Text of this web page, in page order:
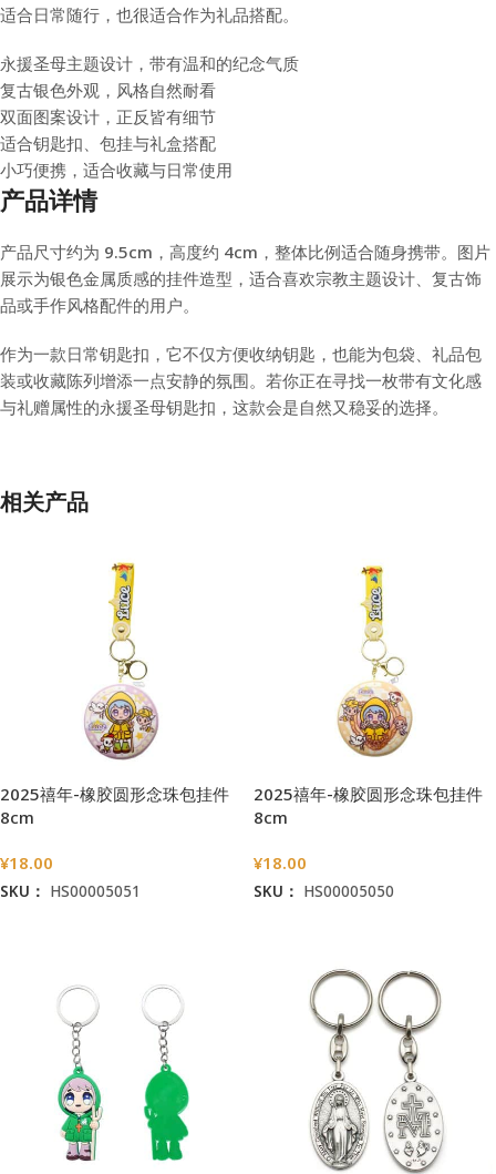
适合日常随行，也很适合作为礼品搭配。
永援圣母主题设计，带有温和的纪念气质
复古银色外观，风格自然耐看
双面图案设计，正反皆有细节
适合钥匙扣、包挂与礼盒搭配
小巧便携，适合收藏与日常使用
产品详情
产品尺寸约为 9.5cm，高度约 4cm，整体比例适合随身携带。图片
展示为银色金属质感的挂件造型，适合喜欢宗教主题设计、复古饰
品或手作风格配件的用户。
作为一款日常钥匙扣，它不仅方便收纳钥匙，也能为包袋、礼品包
装或收藏陈列增添一点安静的氛围。若你正在寻找一枚带有文化感
与礼赠属性的永援圣母钥匙扣，这款会是自然又稳妥的选择。
相关产品
2025禧年-橡胶圆形念珠包挂件
8cm
¥18.00
SKU： HS00005051
2025禧年-橡胶圆形念珠包挂件
8cm
¥18.00
SKU： HS00005050